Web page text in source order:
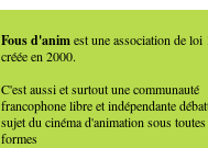
Fous d'animest une association de loi
créée en 2000.
C'est aussi et surtout une communauté
francophone libre et indépendante
sujet du cinéma d'animation sous toutes
formes